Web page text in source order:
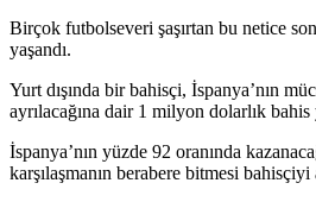
Birçok futbolseveri şaşırtan bu netice
yaşandı.
Yurt dışında bir bahisçi, İspanya’nın
ayrılacağına dair 1 milyon dolarlık bahis
İspanya’nın yüzde 92 oranında
karşılaşmanın berabere bitmesi bahisçiyi